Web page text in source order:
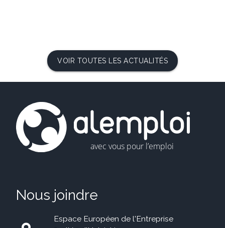
VOIR TOUTES LES ACTUALITÉS
Nous joindre
Espace Européen de l'Entreprise